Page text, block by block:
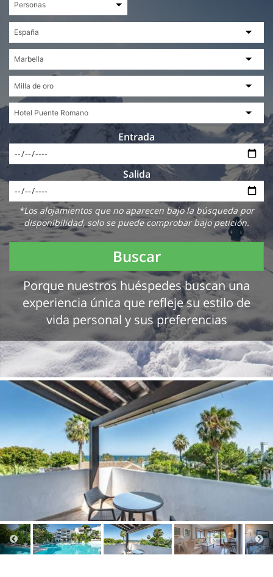
Entrada
Salida
*Los alojamientos que no aparecen bajo la búsqueda por
disponibilidad, solo se puede comprobar bajo petición.
Buscar
Porque nuestros huéspedes buscan una
experiencia única que refleje su estilo de
vida personal y sus preferencias